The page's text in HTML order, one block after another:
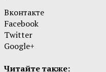
Вконтакте
Facebook
Twitter
Google+
Читайте также: